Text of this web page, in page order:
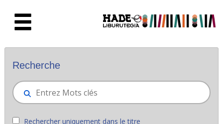
Nouveaux livres - Liburutegia
Recherche
Rechercher uniquement dans le titre